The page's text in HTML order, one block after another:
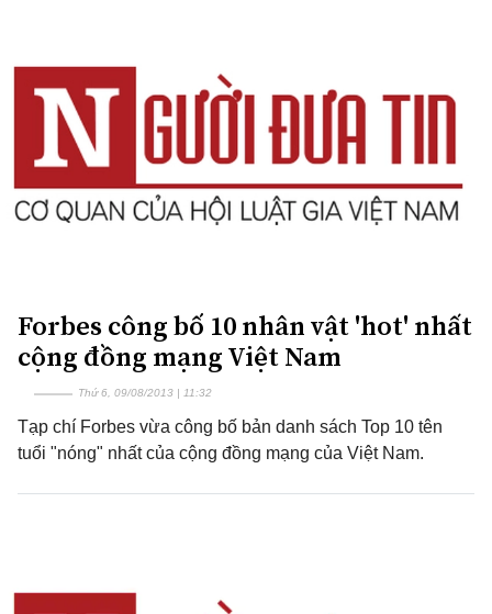
Forbes công bố 10 nhân vật 'hot' nhất
cộng đồng mạng Việt Nam
Thứ 6, 09/08/2013 | 11:32
Tạp chí Forbes vừa công bố bản danh sách Top 10 tên
tuổi "nóng" nhất của cộng đồng mạng của Việt Nam.